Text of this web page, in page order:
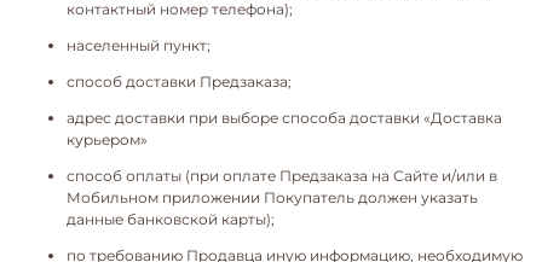
контактный номер телефона);
населенный пункт;
способ доставки Предзаказа;
адрес доставки при выборе способа доставки «Доставка
курьером»
способ оплаты (при оплате Предзаказа на Сайте и/или в
Мобильном приложении Покупатель должен указать
данные банковской карты);
по требованию Продавца иную информацию, необходимую